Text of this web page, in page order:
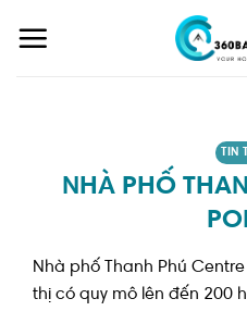
TIN
NHÀ PHỐ
Nhà phố Thanh Phú
thị có quy mô lên đến 200